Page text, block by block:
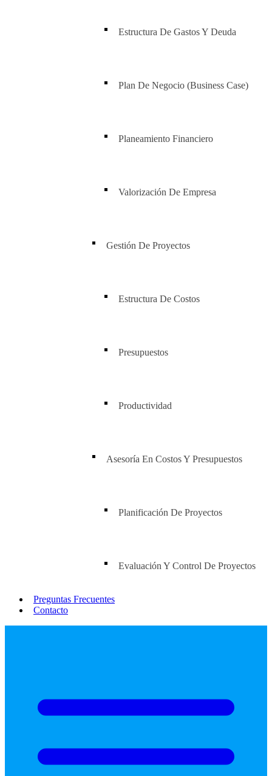
Estructura De Gastos Y Deuda
Plan De Negocio (Business Case)
Planeamiento Financiero
Valorización De Empresa
Gestión De Proyectos
Estructura De Costos
Presupuestos
Productividad
Asesoría En Costos Y Presupuestos
Planificación De Proyectos
Evaluación Y Control De Proyectos
Preguntas Frecuentes
Contacto